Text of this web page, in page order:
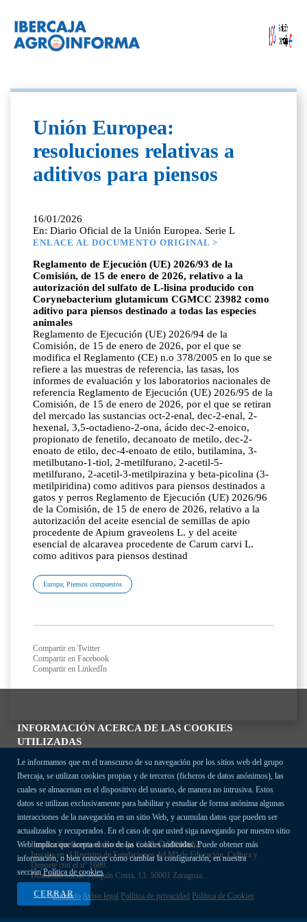
INFORMACIÓN ACERCA DE LAS COOKIES
UTILIZADAS
Le informamos que en el transcurso de su navegación por los sitios web del grupo
Ibercaja, se utilizan cookies propias y de terceros (ficheros de datos anónimos), las
cuales se almacenan en el dispositivo del usuario, de manera no intrusiva. Estos
datos se utilizan exclusivamente para habilitar y estudiar de forma anónima algunas
interacciones de la navegación en un sitio Web, y acumulan datos que pueden ser
actualizados y recuperados. En el caso de que usted siga navegando por nuestro sitio
Web implica que acepta el uso de las cookies indicadas. Puede obtener más
información, o bien conocer cómo cambiar la configuración, en nuestra
secciónPolítica de cookies
CERRAR
Unión Europea:
resoluciones relativas a
aditivos para piensos
16/01/2026
En: Diario Oficial de la Unión Europea. Serie L
ENLACE AL DOCUMENTO ORIGINAL >
Reglamento de Ejecución (UE) 2026/93 de la
Comisión, de 15 de enero de 2026, relativo a la
autorización del sulfato de L-lisina producido con
Corynebacterium glutamicum CGMCC 23982 como
aditivo para piensos destinado a todas las especies
animales
Reglamento de Ejecución (UE) 2026/94 de la
Comisión, de 15 de enero de 2026, por el que se
modifica el Reglamento (CE) n.o 378/2005 en lo que se
refiere a las muestras de referencia, las tasas, los
informes de evaluación y los laboratorios nacionales de
referencia Reglamento de Ejecución (UE) 2026/95 de la
Comisión, de 15 de enero de 2026, por el que se retiran
del mercado las sustancias oct-2-enal, dec-2-enal, 2-
hexenal, 3,5-octadieno-2-ona, ácido dec-2-enoico,
propionato de fenetilo, decanoato de metilo, dec-2-
enoato de etilo, dec-4-enoato de etilo, butilamina, 3-
metilbutano-1-tiol, 2-metilfurano, 2-acetil-5-
metilfurano, 2-acetil-3-metilpirazina y beta-picolina (3-
metilpiridina) como aditivos para piensos destinados a
gatos y perros Reglamento de Ejecución (UE) 2026/96
de la Comisión, de 15 de enero de 2026, relativo a la
autorización del aceite esencial de semillas de apio
procedente de Apium graveolens L. y del aceite
esencial de alcaravea procedente de Carum carvi L.
como aditivos para piensos destinad
Europa; Piensos compuestos
Compartir en Twitter
Compartir en Facebook
Compartir en LinkedIn
Fundación Bancaria Ibercaja C.I.F. G-50000652.
Inscrita en el Registro de Fundaciones del Mº de Educación, Cultura y
Deporte con el nº 1689.
Domicilio social: Joaquín Costa, 13. 50001 Zaragoza.
ContactoAviso legal Política de privacidad Política de Cookies